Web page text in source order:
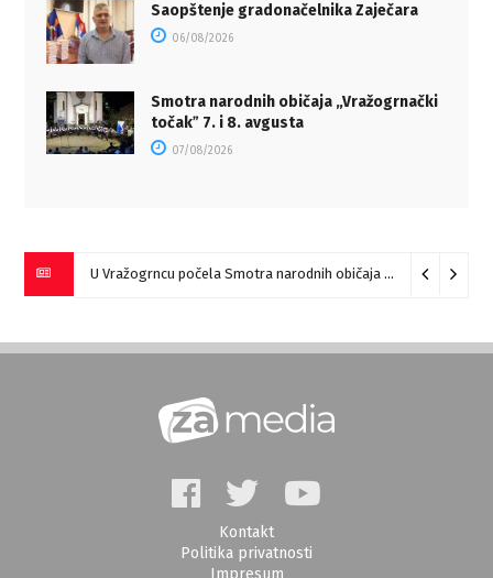
Saopštenje gradonačelnika Zaječara
06/08/2026
Smotra narodnih običaja „Vražogrnački
točakˮ 7. i 8. avgusta
07/08/2026
U Vražogrncu počela Smotra narodnih običaja „Vražogrnački točak“
Kontakt
Politika privatnosti
Impresum